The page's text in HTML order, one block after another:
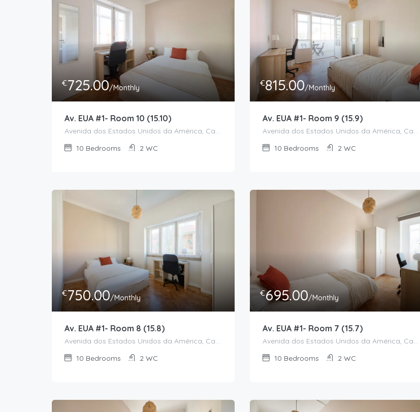
€725.00/Monthly
Av. EUA #1- Room 10 (15.10)
Avenida dos Estados Unidos da América, Campo Grande, Alvalade, Lisboa, 1700-047, Portugal
10 Bedrooms 2 WC
€815.00/Monthly
Av. EUA #1- Room 9 (15.9)
Avenida dos Estados Unidos da América, Campo Grande, Alvalade, Lisboa, 1700-170, Portugal
10 Bedrooms 2 WC
€750.00/Monthly
Av. EUA #1- Room 8 (15.8)
Avenida dos Estados Unidos da América, Campo Grande, Alvalade, Lisboa, 1700-170, Portugal
10 Bedrooms 2 WC
€695.00/Monthly
Av. EUA #1- Room 7 (15.7)
Avenida dos Estados Unidos da América, Campo Grande, Alvalade, Lisboa, 1700-170, Portugal
10 Bedrooms 2 WC